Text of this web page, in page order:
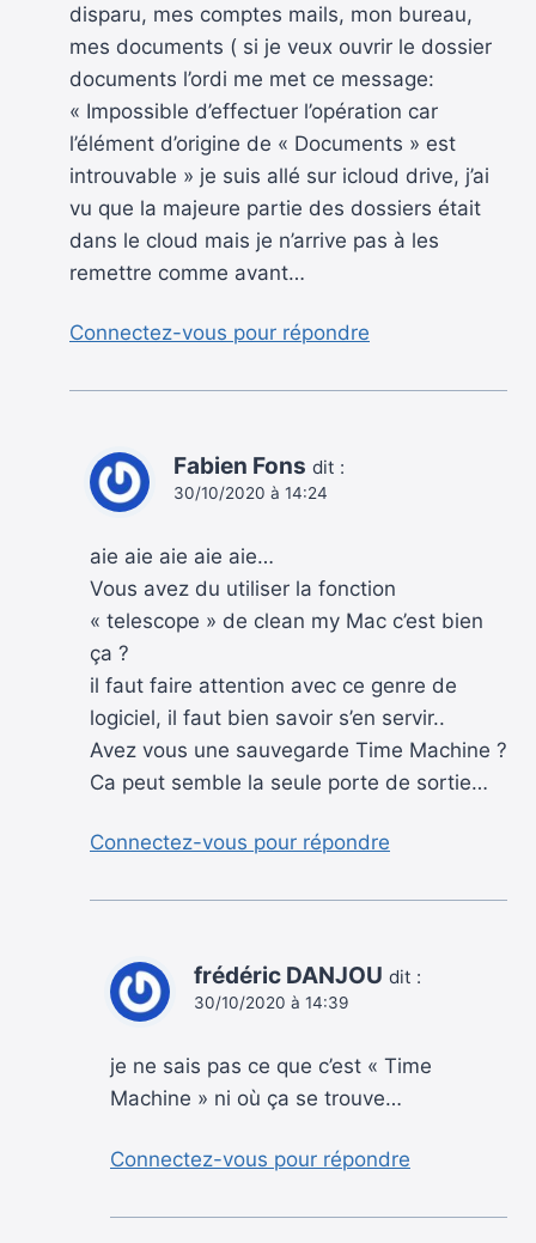
disparu, mes comptes mails, mon bureau,
mes documents ( si je veux ouvrir le dossier
documents l’ordi me met ce message:
« Impossible d’effectuer l’opération car
l’élément d’origine de « Documents » est
introuvable » je suis allé sur icloud drive, j’ai
vu que la majeure partie des dossiers était
dans le cloud mais je n’arrive pas à les
remettre comme avant…
Connectez-vous pour répondre
Fabien Fons dit :
30/10/2020 à 14:24
aie aie aie aie aie…
Vous avez du utiliser la fonction
« telescope » de clean my Mac c’est bien
ça ?
il faut faire attention avec ce genre de
logiciel, il faut bien savoir s’en servir..
Avez vous une sauvegarde Time Machine ?
Ca peut semble la seule porte de sortie…
Connectez-vous pour répondre
frédéric DANJOU dit :
30/10/2020 à 14:39
je ne sais pas ce que c’est « Time
Machine » ni où ça se trouve…
Connectez-vous pour répondre